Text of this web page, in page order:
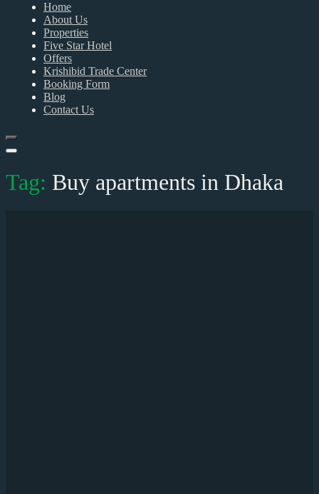
Home
About Us
Properties
Five Star Hotel
Offers
Krishibid Trade Center
Booking Form
Blog
Contact Us
Tag: Buy apartments in Dhaka